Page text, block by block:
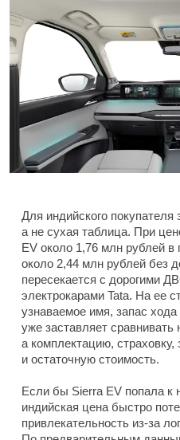
Для индийского покупателя
а не сухая таблица. При
EV около 1,76 млн рублей в
около 2,44 млн рублей без
пересекается с дорогими
электрокарами Tata. На ее
узнаваемое имя, запас
уже заставляет сравнивать
а комплектацию,
и остаточную стоимость.
Если бы Sierra EV попала к
индийская цена быстро
привлекательность из-за